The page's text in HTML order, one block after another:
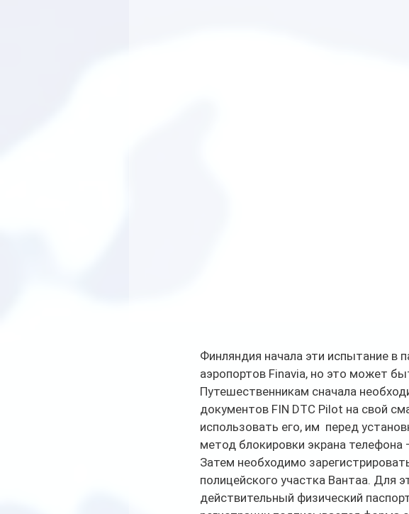
Финляндия начала эти испытание в
аэропортов Finavia, но это может
Путешественникам сначала
документов FIN DTC Pilot на свой
использовать его, им  перед
метод блокировки экрана телефона
Затем необходимо
полицейского участка Вантаа. Для
действительный физический